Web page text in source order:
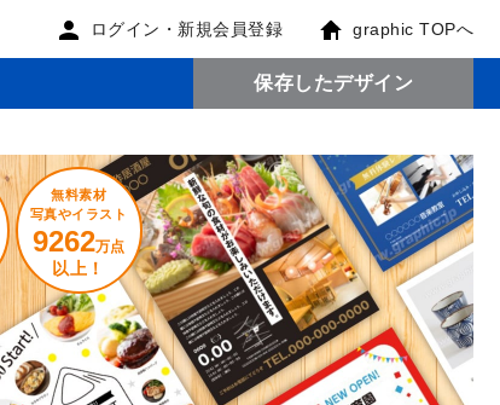
ログイン・新規会員登録 graphic TOPへ
保存したデザイン
無料素材
写真やイラスト
9262万点
以上！